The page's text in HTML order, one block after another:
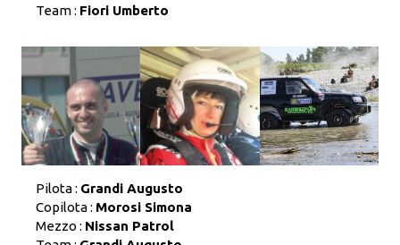
Team : Fiori Umberto
Pilota : Grandi Augusto
Copilota : Morosi Simona
Mezzo : Nissan Patrol